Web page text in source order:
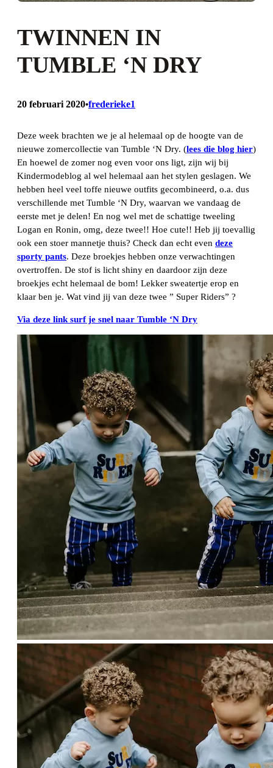
TWINNEN IN
TUMBLE ‘N DRY
20 februari 2020•frederieke1
Deze week brachten we je al helemaal op de hoogte van de
nieuwe zomercollectie van Tumble ‘N Dry. (lees die blog hier)
En hoewel de zomer nog even voor ons ligt, zijn wij bij
Kindermodeblog al wel helemaal aan het stylen geslagen. We
hebben heel veel toffe nieuwe outfits gecombineerd, o.a. dus
verschillende met Tumble ‘N Dry, waarvan we vandaag de
eerste met je delen! En nog wel met de schattige tweeling
Logan en Ronin, omg, deze twee!! Hoe cute!! Heb jij toevallig
ook een stoer mannetje thuis? Check dan echt even deze
sporty pants. Deze broekjes hebben onze verwachtingen
overtroffen. De stof is licht shiny en daardoor zijn deze
broekjes echt helemaal de bom! Lekker sweatertje erop en
klaar ben je. Wat vind jij van deze twee ” Super Riders” ?
Via deze link surf je snel naar Tumble ‘N Dry